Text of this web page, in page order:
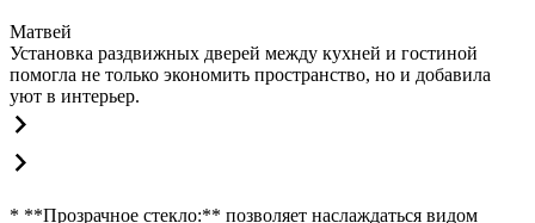
Матвей
Установка раздвижных дверей между кухней и гостиной
помогла не только экономить пространство, но и добавила
уют в интерьер.
* **Прозрачное стекло:** позволяет наслаждаться видом